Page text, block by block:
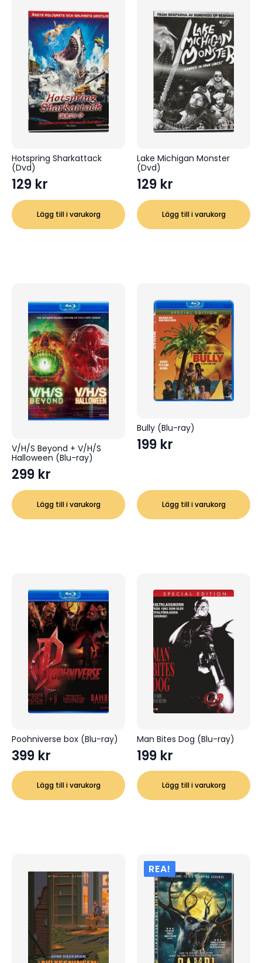
Hotspring Sharkattack
(Dvd)
129 kr
Lägg till i varukorg
Lake Michigan Monster
(Dvd)
129 kr
Lägg till i varukorg
V/H/S Beyond + V/H/S
Halloween (Blu-ray)
299 kr
Lägg till i varukorg
Bully (Blu-ray)
199 kr
Lägg till i varukorg
Poohniverse box (Blu-ray)
399 kr
Lägg till i varukorg
Man Bites Dog (Blu-ray)
199 kr
Lägg till i varukorg
REA!